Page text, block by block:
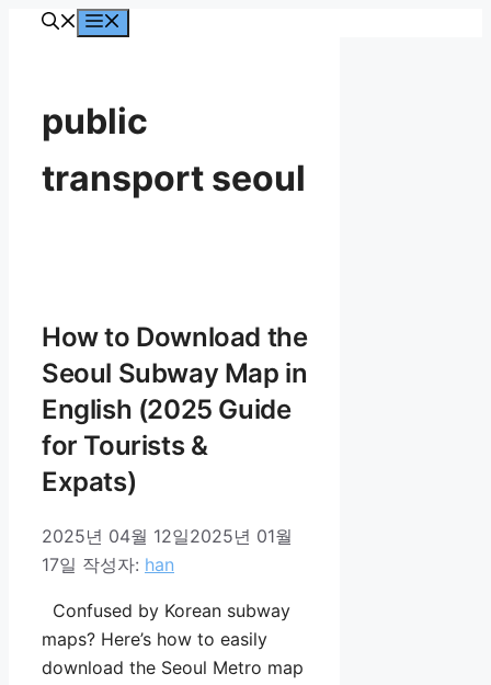
public
transport seoul
How to Download the
Seoul Subway Map in
English (2025 Guide
for Tourists &
Expats)
2025년 04월 12일2025년 01월
17일 작성자: han
Confused by Korean subway
maps? Here’s how to easily
download the Seoul Metro map